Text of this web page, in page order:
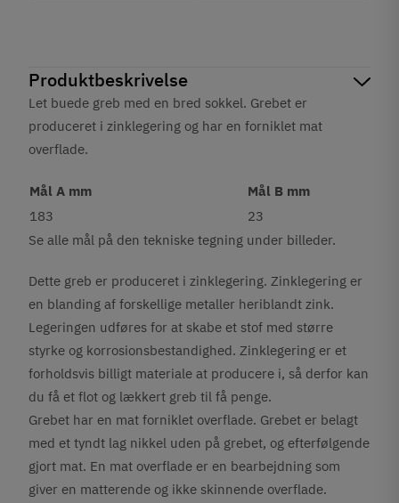
Produktbeskrivelse
Let buede greb med en bred sokkel. Grebet er
produceret i zinklegering og har en forniklet mat
overflade.
Mål A mm
Mål B mm
183
23
Se alle mål på den tekniske tegning under billeder.
Dette greb er produceret i zinklegering. Zinklegering er
en blanding af forskellige metaller heriblandt zink.
Legeringen udføres for at skabe et stof med større
styrke og korrosionsbestandighed. Zinklegering er et
forholdsvis billigt materiale at producere i, så derfor kan
du få et flot og lækkert greb til få penge.
Grebet har en mat forniklet overflade. Grebet er belagt
med et tyndt lag nikkel uden på grebet, og efterfølgende
gjort mat. En mat overflade er en bearbejdning som
giver en matterende og ikke skinnende overflade.